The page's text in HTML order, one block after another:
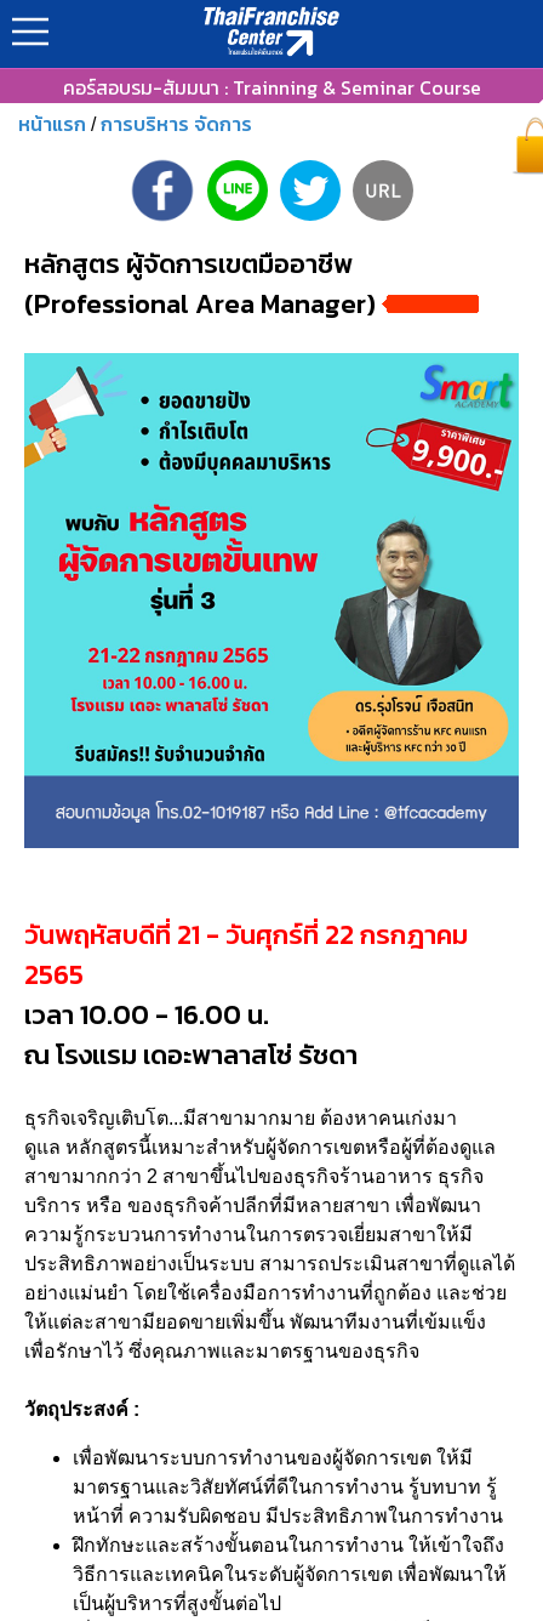
คอร์สอบรม-สัมมนา : Trainning & Seminar Course
หน้าแรก /การบริหาร จัดการ
หลักสูตร ผู้จัดการเขตมืออาชีพ
(Professional Area Manager)
วันพฤหัสบดีที่ 21 - วันศุกร์ที่ 22 กรกฎาคม
2565
เวลา 10.00 - 16.00 น.
ณ โรงแรม เดอะพาลาสโซ่ รัชดา
ธุรกิจเจริญเติบโต...มีสาขามากมาย ต้องหาคนเก่งมา
ดูแล หลักสูตรนี้เหมาะสำหรับผู้จัดการเขตหรือผู้ที่ต้องดูแล
สาขามากกว่า 2 สาขาขึ้นไปของธุรกิจร้านอาหาร ธุรกิจ
บริการ หรือ ของธุรกิจค้าปลีกที่มีหลายสาขา เพื่อพัฒนา
ความรู้กระบวนการทำงานในการตรวจเยี่ยมสาขาให้มี
ประสิทธิภาพอย่างเป็นระบบ สามารถประเมินสาขาที่ดูแลได้
อย่างแม่นยำ โดยใช้เครื่องมือการทำงานที่ถูกต้อง และช่วย
ให้แต่ละสาขามียอดขายเพิ่มขึ้น พัฒนาทีมงานที่เข้มแข็ง
เพื่อรักษาไว้ ซึ่งคุณภาพและมาตรฐานของธุรกิจ
วัตถุประสงค์ :
เพื่อพัฒนาระบบการทำงานของผู้จัดการเขต ให้มี
มาตรฐานและวิสัยทัศน์ที่ดีในการทำงาน รู้บทบาท รู้
หน้าที่ ความรับผิดชอบ มีประสิทธิภาพในการทำงาน
ฝึกทักษะและสร้างขั้นตอนในการทำงาน ให้เข้าใจถึง
วิธีการและเทคนิคในระดับผู้จัดการเขต เพื่อพัฒนาให้
เป็นผู้บริหารที่สูงขั้นต่อไป